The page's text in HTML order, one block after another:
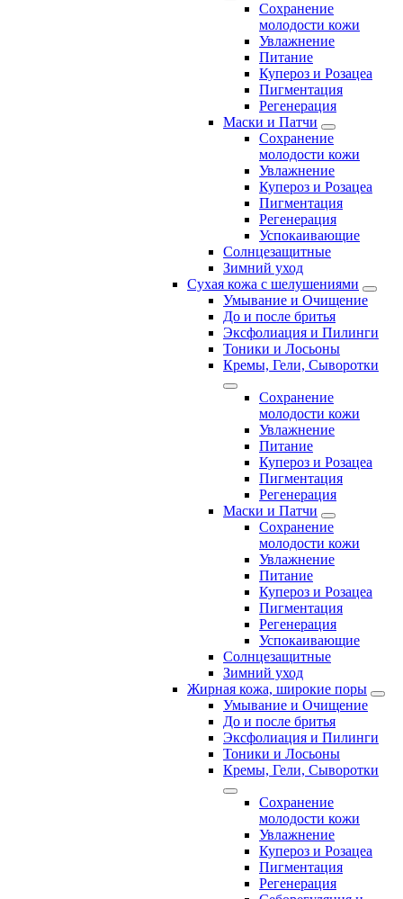
Сохранение
молодости кожи
Увлажнение
Питание
Купероз и Розацеа
Пигментация
Регенерация
Маски и Патчи
Сохранение
молодости кожи
Увлажнение
Купероз и Розацеа
Пигментация
Регенерация
Успокаивающие
Солнцезащитные
Зимний уход
Сухая кожа с шелушениями
Умывание и Очищение
До и после бритья
Эксфолиация и Пилинги
Тоники и Лосьоны
Кремы, Гели, Сыворотки
Сохранение
молодости кожи
Увлажнение
Питание
Купероз и Розацеа
Пигментация
Регенерация
Маски и Патчи
Сохранение
молодости кожи
Увлажнение
Питание
Купероз и Розацеа
Пигментация
Регенерация
Успокаивающие
Солнцезащитные
Зимний уход
Жирная кожа, широкие поры
Умывание и Очищение
До и после бритья
Эксфолиация и Пилинги
Тоники и Лосьоны
Кремы, Гели, Сыворотки
Сохранение
молодости кожи
Увлажнение
Купероз и Розацеа
Пигментация
Регенерация